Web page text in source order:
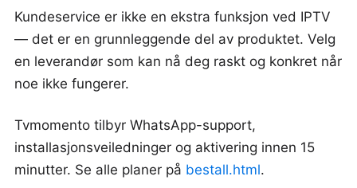
Kundeservice er ikke en ekstra funksjon ved IPTV
— det er en grunnleggende del av produktet. Velg
en leverandør som kan nå deg raskt og konkret når
noe ikke fungerer.
Tvmomento tilbyr WhatsApp-support,
installasjonsveiledninger og aktivering innen 15
minutter. Se alle planer på bestall.html.